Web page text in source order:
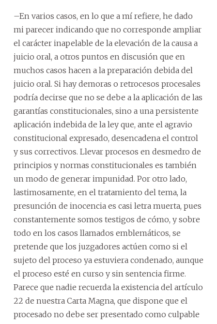
–En varios casos, en lo que a mí refiere, he dado
mi parecer indicando que no corresponde ampliar
el carácter inapelable de la elevación de la causa a
juicio oral, a otros puntos en discusión que en
muchos casos hacen a la preparación debida del
juicio oral. Si hay demoras o retrocesos procesales
podría decirse que no se debe a la aplicación de las
garantías constitucionales, sino a una persistente
aplicación indebida de la ley que, ante el agravio
constitucional expresado, desencadena el control
y sus correctivos. Llevar procesos en desmedro de
principios y normas constitucionales es también
un modo de generar impunidad. Por otro lado,
lastimosamente, en el tratamiento del tema, la
presunción de inocencia es casi letra muerta, pues
constantemente somos testigos de cómo, y sobre
todo en los casos llamados emblemáticos, se
pretende que los juzgadores actúen como si el
sujeto del proceso ya estuviera condenado, aunque
el proceso esté en curso y sin sentencia firme.
Parece que nadie recuerda la existencia del artículo
22 de nuestra Carta Magna, que dispone que el
procesado no debe ser presentado como culpable